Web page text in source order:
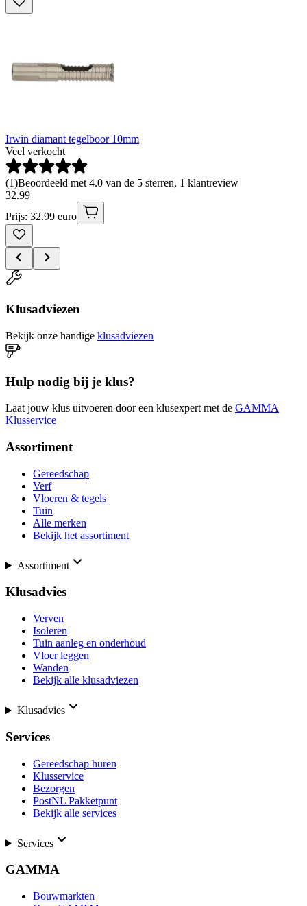
Irwin diamant tegelboor 10mm
Veel verkocht
(1)Beoordeeld met 4.0 van de 5 sterren, 1 klantreview
32.99
Prijs: 32.99 euro
Klusadviezen
Bekijk onze handige klusadviezen
Hulp nodig bij je klus?
Laat jouw klus uitvoeren door een klusexpert met de GAMMA
Klusservice
Assortiment
Gereedschap
Verf
Vloeren & tegels
Tuin
Alle merken
Bekijk het assortiment
Assortiment
Klusadvies
Verven
Isoleren
Tuin aanleg en onderhoud
Vloer leggen
Wanden
Bekijk alle klusadviezen
Klusadvies
Services
Gereedschap huren
Klusservice
Bezorgen
PostNL Pakketpunt
Bekijk alle services
Services
GAMMA
Bouwmarkten